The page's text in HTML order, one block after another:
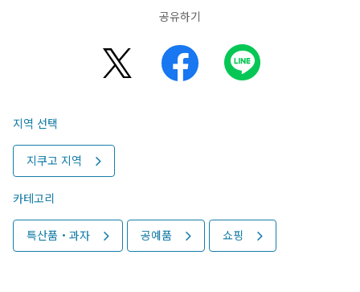
공유하기
지역 선택
지쿠고 지역
카테고리
특산품・과자 공예품 쇼핑